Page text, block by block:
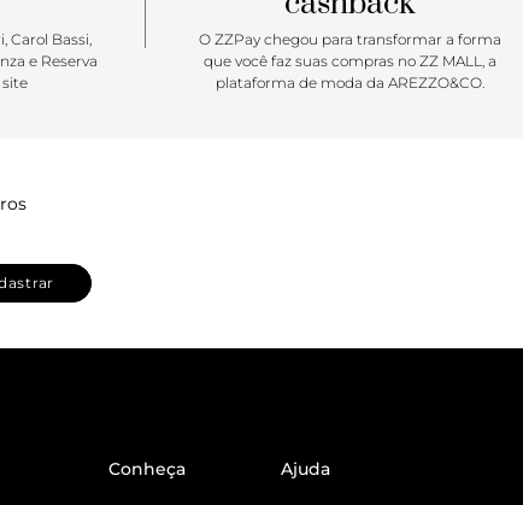
Carol Bassi,
e Reserva
O ZZPay chegou para transformar a forma
que você faz suas compras no ZZ MALL, a
plataforma de moda da AREZZO&CO.
Conheça Ajuda